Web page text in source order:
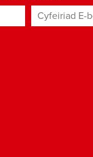
Cyfeiriad E-